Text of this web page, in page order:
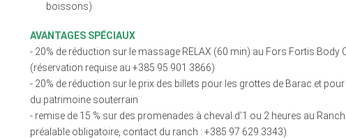
boissons)
AVANTAGES SPÉCIAUX
- 20% de réduction sur le massage RELAX (60 min) au Fors Fortis Body
(réservation requise au +385 95 901 3866)
- 20% de réduction sur le prix des billets pour les grottes de Barac et
du patrimoine souterrain
- remise de 15 % sur des promenades à cheval d’1 ou 2 heures au
préalable obligatoire, contact du ranch : +385 97 629 3343)